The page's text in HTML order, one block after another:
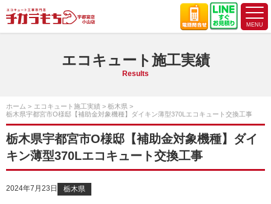
エコキュート施工実績
Results
ホーム エコキュート施工実績
栃木県
栃木県宇都宮市O様邸【補助金対象機種】ダイキン薄型370Lエコキュート交換工事
栃木県宇都宮市O様邸【補助金対象機種】ダイ
キン薄型370Lエコキュート交換工事
2024年7月23日 栃木県